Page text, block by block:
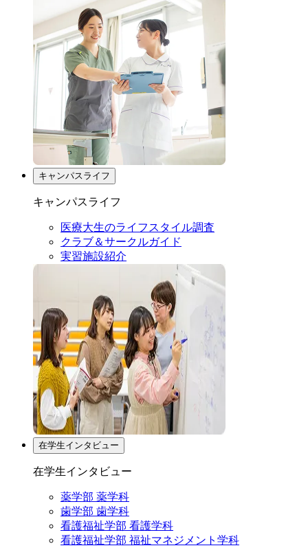
キャンパスライフ
キャンパスライフ
医療大生のライフスタイル調査
クラブ＆サークルガイド
実習施設紹介
在学生インタビュー
在学生インタビュー
薬学部 薬学科
歯学部 歯学科
看護福祉学部 看護学科
看護福祉学部 福祉マネジメント学科